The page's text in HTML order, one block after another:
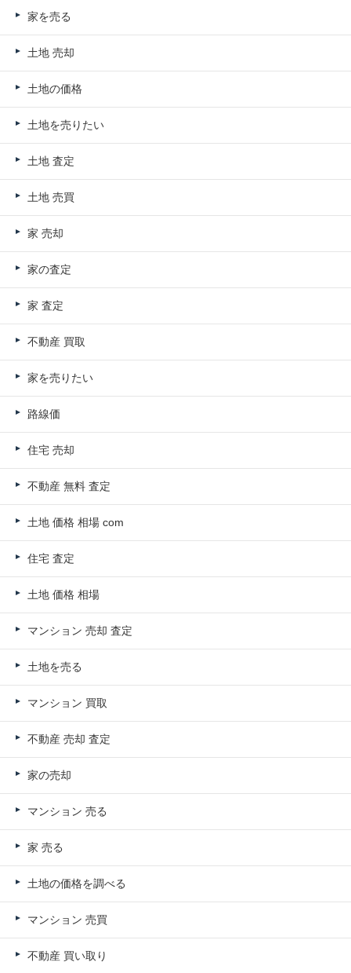
家を売る
土地 売却
土地の価格
土地を売りたい
土地 査定
土地 売買
家 売却
家の査定
家 査定
不動産 買取
家を売りたい
路線価
住宅 売却
不動産 無料 査定
土地 価格 相場 com
住宅 査定
土地 価格 相場
マンション 売却 査定
土地を売る
マンション 買取
不動産 売却 査定
家の売却
マンション 売る
家 売る
土地の価格を調べる
マンション 売買
不動産 買い取り